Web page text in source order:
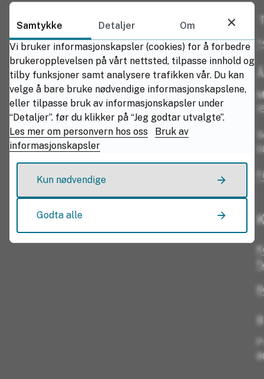
Samtykke Detaljer
Om
Vi bruker informasjonskapsler (cookies) for å forbedre
brukeropplevelsen på vårt nettsted, tilpasse innhold og
tilby funksjoner samt analysere trafikken vår. Du kan
velge å bare bruke nødvendige informasjonskapslene,
eller tilpasse bruk av informasjonskapsler under
“Detaljer”. før du klikker på “Jeg godtar utvalgte”.
Les mer om personvern hos oss
Bruk av
informasjonskapsler
Kun nødvendige
Godta alle